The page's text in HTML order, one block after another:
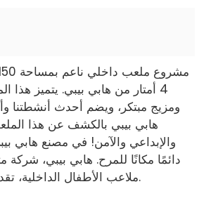
4 أمتار من هابي بيبي. يتميز هذا
ومزيج مبتكر، ويضم أحدث أنشطتنا
هابي بيبي بالكشف عن هذا
والإبداعي والآمن! في مصنع هابي
دائمًا مكانًا للمرح. هابي بيبي،
ملاعب الأطفال الداخلية، تقدم خدمات متكاملة.